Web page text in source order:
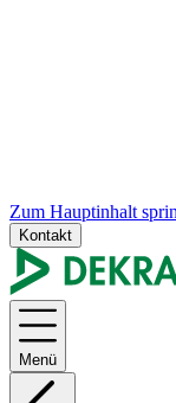
Zum Hauptinhalt
Kontakt
Menü